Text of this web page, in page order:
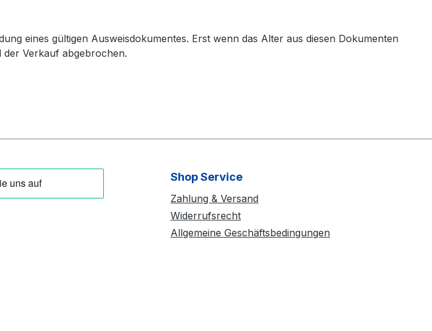
eines gültigen Ausweisdokumentes. Erst wenn das Alter aus diesen Dokumenten
Verkauf abgebrochen.
Shop Service
Zahlung & Versand
Widerrufsrecht
Allgemeine Geschäftsbedingungen